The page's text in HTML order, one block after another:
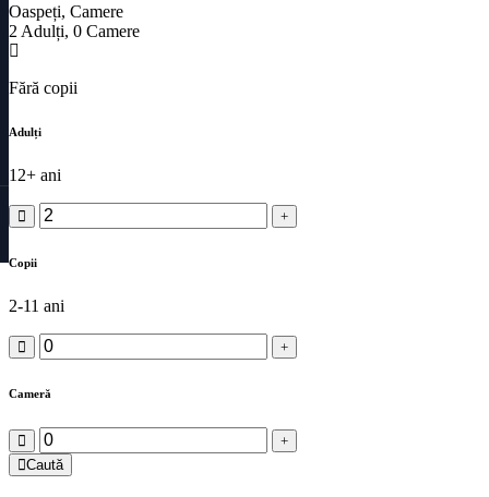
Oaspeți, Camere
2 Adulți, 0 Camere
Fără copii
Adulți
12+ ani
Copii
2-11 ani
Cameră
Caută